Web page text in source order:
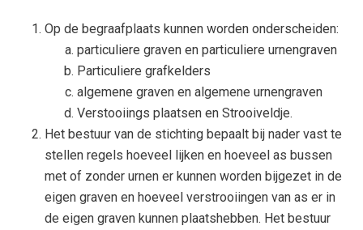
Op de begraafplaats kunnen worden onderscheiden:
particuliere graven en particuliere urnengraven
Particuliere grafkelders
algemene graven en algemene urnengraven
Verstooiings plaatsen en Strooiveldje.
Het bestuur van de stichting bepaalt bij nader vast te
stellen regels hoeveel lijken en hoeveel as bussen
met of zonder urnen er kunnen worden bijgezet in de
eigen graven en hoeveel verstrooiingen van as er in
de eigen graven kunnen plaatshebben. Het bestuur